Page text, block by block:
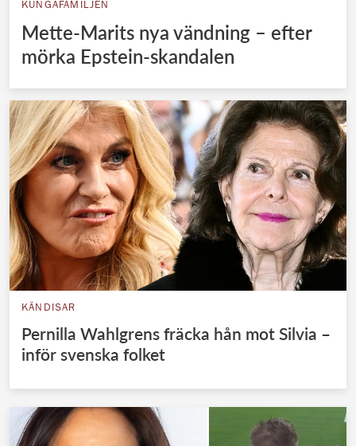
Marockanska kungahuset
KUNGAFAMILJEN
Mette-Marits nya vändning – efter
mörka Epstein-skandalen
KÄNDISAR
Pernilla Wahlgrens fräcka hån mot Silvia –
inför svenska folket